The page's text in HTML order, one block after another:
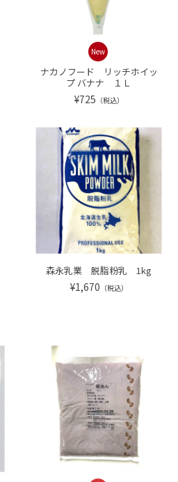
New
ナカノフード リッチホイッ
プ バナナ １Ｌ
¥725 （税込）
森永乳業 脱脂粉乳 1kg
¥1,670 （税込）